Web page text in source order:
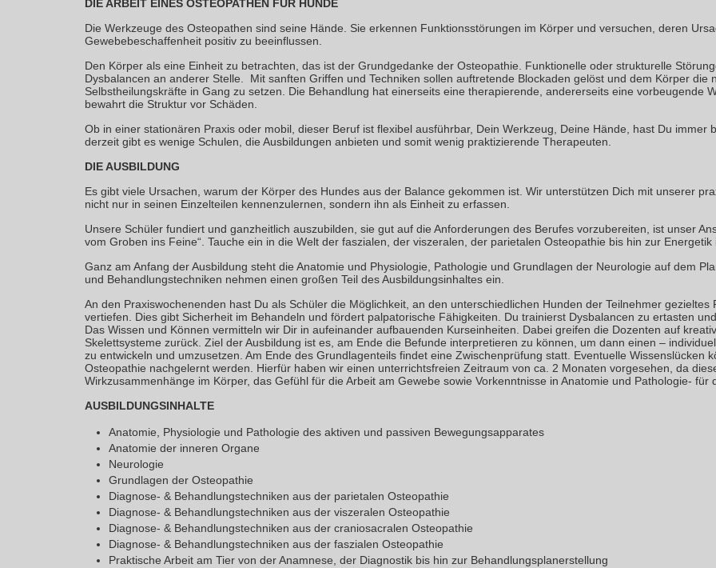
DIE ARBEIT EINES OSTEOPATHEN FÜR HUNDE
Die Werkzeuge des Osteopathen sind seine Hände. Sie erkennen Funktionsstörungen im Körper und versuchen, deren
Gewebebeschaffenheit positiv zu beeinflussen.
Den Körper als eine Einheit zu betrachten, das ist der Grundgedanke der Osteopathie. Funktionelle oder strukturelle
Dysbalancen an anderer Stelle. Mit sanften Griffen und Techniken sollen auftretende Blockaden gelöst und dem Körper die
Selbstheilungskräfte in Gang zu setzen. Die Behandlung hat einerseits eine therapierende, andererseits eine vorbeugende
bewahrt die Struktur vor Schäden.
Ob in einer stationären Praxis oder mobil, dieser Beruf ist flexibel ausführbar, Dein Werkzeug, Deine Hände, hast Du immer
derzeit gibt es wenige Schulen, die Ausbildungen anbieten und somit wenig praktizierende Therapeuten.
DIE AUSBILDUNG
Es gibt viele Ursachen, warum der Körper des Hundes aus der Balance gekommen ist. Wir unterstützen Dich mit unserer
nicht nur in seinen Einzelteilen kennenzulernen, sondern ihn als Einheit zu erfassen.
Unsere Schüler fundiert und ganzheitlich auszubilden, sie gut auf die Anforderungen des Berufes vorzubereiten, ist unser
vom Groben ins Feine“. Tauche ein in die Welt der faszialen, der viszeralen, der parietalen Osteopathie bis hin zur
Ganz am Anfang der Ausbildung steht die Anatomie und Physiologie, Pathologie und Grundlagen der Neurologie auf dem
und Behandlungstechniken nehmen einen großen Teil des Ausbildungsinhaltes ein.
An den Praxiswochenenden hast Du als Schüler die Möglichkeit, an den unterschiedlichen Hunden der Teilnehmer gezieltes
vertiefen. Dies gibt Sicherheit im Behandeln und fördert palpatorische Fähigkeiten. Du trainierst Dysbalancen zu ertasten
Das Wissen und Können vermitteln wir Dir in aufeinander aufbauenden Kurseinheiten. Dabei greifen die Dozenten auf
Skelettsysteme zurück. Ziel der Ausbildung ist es, am Ende die Befunde interpretieren zu können, um dann einen –
zu entwickeln und umzusetzen. Am Ende des Grundlagenteils findet eine Zwischenprüfung statt. Eventuelle Wissenslücken
Osteopathie nachgelernt werden. Hierfür haben wir einen unterrichtsfreien Zeitraum von ca. 2 Monaten vorgesehen, da
Wirkzusammenhänge im Körper, das Gefühl für die Arbeit am Gewebe sowie Vorkenntnisse in Anatomie und Pathologie-
AUSBILDUNGSINHALTE
Anatomie, Physiologie und Pathologie des aktiven und passiven Bewegungsapparates
Anatomie der inneren Organe
Neurologie
Grundlagen der Osteopathie
Diagnose- & Behandlungstechniken aus der parietalen Osteopathie
Diagnose- & Behandlungstechniken aus der viszeralen Osteopathie
Diagnose- & Behandlungstechniken aus der craniosacralen Osteopathie
Diagnose- & Behandlungstechniken aus der faszialen Osteopathie
Praktische Arbeit am Tier von der Anamnese, der Diagnostik bis hin zur Behandlungsplanerstellung